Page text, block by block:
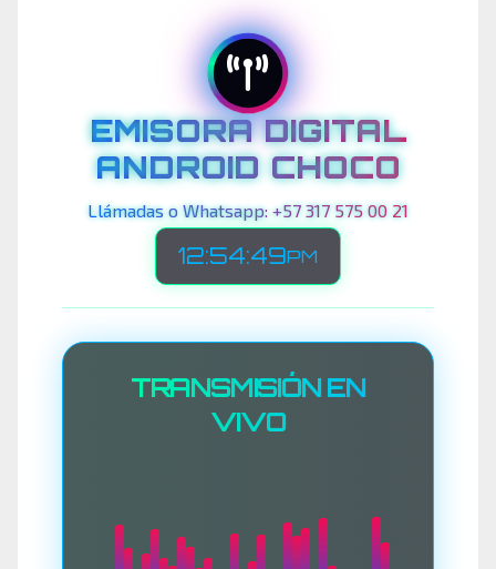
EMISORA DIGITAL
ANDROID CHOCO
Llámadas o Whatsapp: +57 317 575 00 21
12:54:51PM
TRANSMISIÓN EN
VIVO